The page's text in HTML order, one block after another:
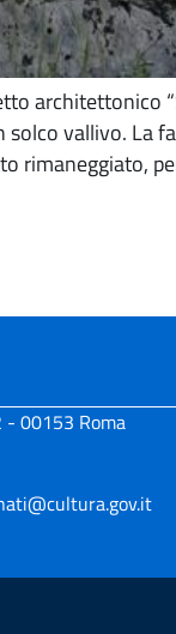
architettonico
solco vallivo. La
rimaneggiato,
- 00153 Roma